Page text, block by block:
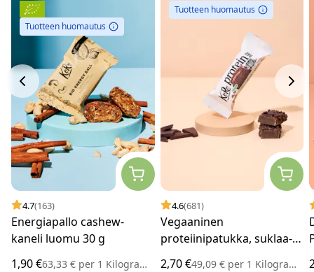
Tuotteen huomautus
4.7(163)
Energiapallo cashew-
kaneli luomu 30 g
1,90 €63,33 € per 1 Kilogramma
Tuotteen huomautus
4.6(681)
Vegaaninen
proteiinipatukka, suklaa-
2,70 €49,09 € per1 Kilogramma